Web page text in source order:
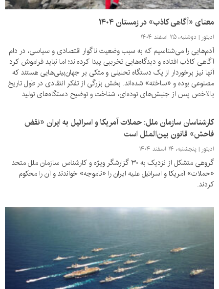
معنای «آگاهی کاذب» در زمستان ۱۴۰۴
ادیتور دوشنبه، ۲۵ اسفند ۱۴۰۴
آدم‌هایی را می‌شناسیم که به سبب وضعیت ناگوار اقتصادی و سیاسی، در دام
آگاهی کاذب افتاده و دیدگاه‌هایی تخریبی پیدا کرده‌اند؛ اما نباید فراموش کرد
آنها نیز برخوردار از یک دستگاه تحلیلی و متکی بر جهان‌بینی‌هایی هستند که
مصنوعی بوده و «ساخته» شده‌اند. بخش بزرگی از تفکر انتقادی در طول تاریخ
بالاخص پس از جنبش‌های توده‌ای، شناخت و توضیح دستگاه‌های تولید
کارشناسان سازمان ملل: حملات آمریکا و اسرائیل به ایران «نقض
فاحش» قانون بین‌الملل است
ادیتور پنجشنبه، ۱۴ اسفند ۱۴۰۴
گروهی متشکل از نزدیک به ۳۰ گزارشگر ویژه و کارشناس سازمان ملل متحد
«حملات» آمریکا و اسرائیل علیه ایران را «ناموجه» خواندند و آن را محکوم
کردند.